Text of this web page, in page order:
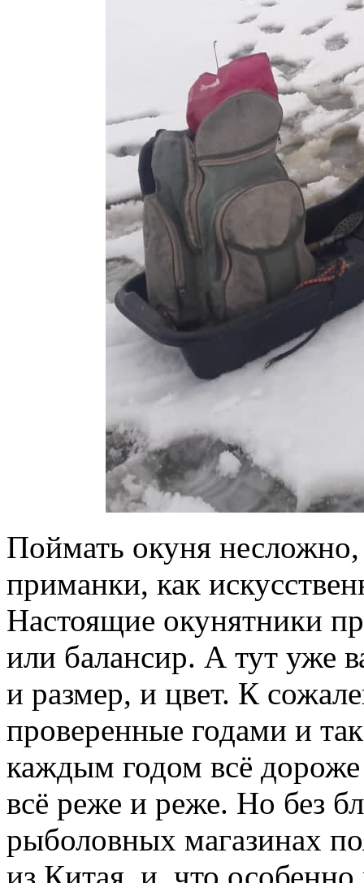
Поймать окуня
приманки, как
Настоящие окунятники
или балансир. А тут уже
и размер, и цвет. К
проверенные годами и
каждым годом всё
всё реже и реже. Но без
рыболовных магазинах